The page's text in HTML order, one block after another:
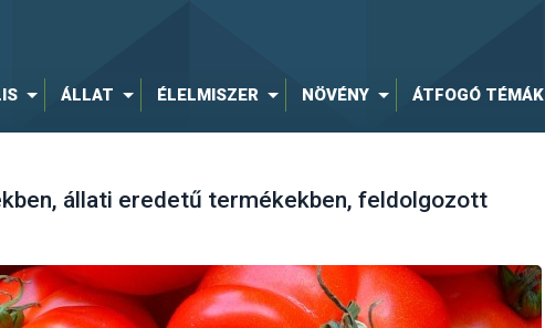
ÁLLAT ÉLELMISZER NÖVÉNY ÁTFOGÓ TÉMÁK
állati eredetű termékekben, feldolgozott